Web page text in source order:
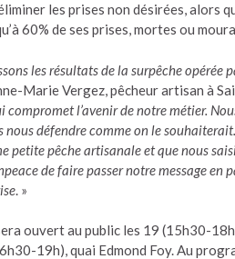
les prises non désirées, alors
60% de ses prises, mortes ou
les résultats de la surpêche opérée
Marie Vergez, pêcheur artisan à
compromet l’avenir de notre métier.
nous défendre comme on le
petite pêche artisanale et que nous
de faire passer notre message en
. »
ouvert au public les 19 (15h30-
19h), quai Edmond Foy. Au